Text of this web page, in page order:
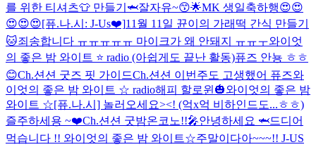
를 위한 티셔츠👕 만들기🦈잘자유~😙🌟MK 생일축하행😍😍
😍😍😍[퓨.나.시: J-Us❤️]11월 11일 뀬이의 가래떡 간식 만들기
🐱죄송합니다 ㅠㅠㅠㅠㅠ 마이크가 왜 안돼지 ㅠㅠㅜ와이엇
의 좋은 밤 와이트 ⭐️ radio (아쉽게도 끝난 활동)퓨즈 안뇽 ㅎㅎ
😊Ch.션션 굿즈 핏 가이드Ch.션션 이번주도 고생했어 퓨즈와
이엇의 좋은 밤 와이트 ☆ radio해피 할로윈🎃와이엇의 좋은 밤
와이트 ☆[퓨.나.시] 놀러오세요><! (억x억 비하인드도...ㅎㅎ)
즐주하세용 ~❤️Ch.션션 굿밤온코노!!🎤안녕하세요 🦈드디어
먹습니다 !! 와이엇의 좋은 밤 와이트☆주말이다아~~~!! J-US